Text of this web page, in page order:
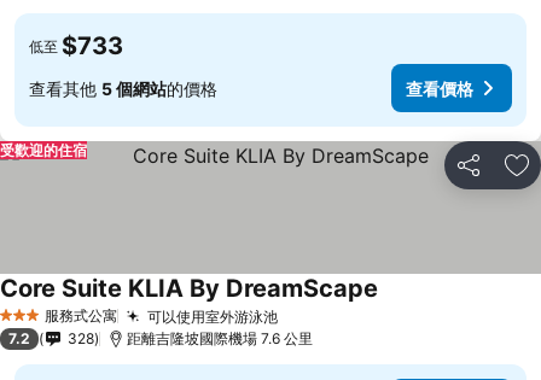
低至 $733
查看其他 5 個網站的價格 查看價格
分享 加
受歡迎的住宿
3 星級 服務式公寓 可以使用室外游泳池
Core Suite KLIA By DreamScape
7.2 328 距離吉隆坡國際機場 7.6 公里